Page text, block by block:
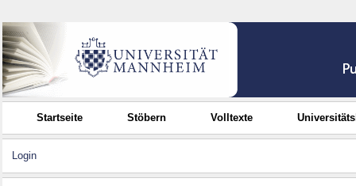
Startseite Stöbern Volltexte
Login